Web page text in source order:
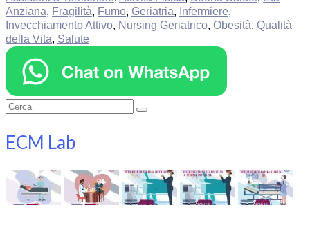
Anziana, Fragilità, Fumo, Geriatria, Infermiere,
Invecchiamento Attivo, Nursing Geriatrico, Obesità, Qualità
della Vita, Salute
Cerca:
ECM Lab